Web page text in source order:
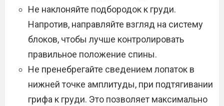
Не наклоняйте подбородок к груди.
Напротив, направляйте взгляд на систему
блоков, чтобы лучше контролировать
правильное положение спины.
Не пренебрегайте сведением лопаток в
нижней точке амплитуды, при подтягивании
грифа к груди. Это позволяет максимально